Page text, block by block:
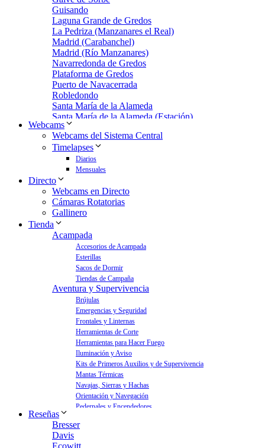
Guisando
Laguna Grande de Gredos
La Pedriza (Manzanares el Real)
Madrid (Carabanchel)
Madrid (Río Manzanares)
Navarredonda de Gredos
Plataforma de Gredos
Puerto de Navacerrada
Robledondo
Santa María de la Alameda
Santa María de la Alameda (Estación)
Zarzalejo
Zarzalejo Estación
Zarzalejo-Machotas
Webcams
Webcams del Sistema Central
Timelapses
Diarios
Mensuales
Directo
Webcams en Directo
Cámaras Rotatorias
Gallinero
Tienda
Acampada
Accesorios de Acampada
Esterillas
Sacos de Dormir
Tiendas de Campaña
Aventura y Supervivencia
Brújulas
Emergencias y Seguridad
Frontales y Linternas
Herramientas de Corte
Herramientas para Hacer Fuego
Iluminación y Aviso
Kits de Primeros Auxilios y de Supervivencia
Mantas Térmicas
Navajas, Sierras y Hachas
Orientación y Navegación
Pedernales y Encendedores
Aves y Jardín
Bebederos para Aves
Reseñas
Bresser
Davis
Ecowitt